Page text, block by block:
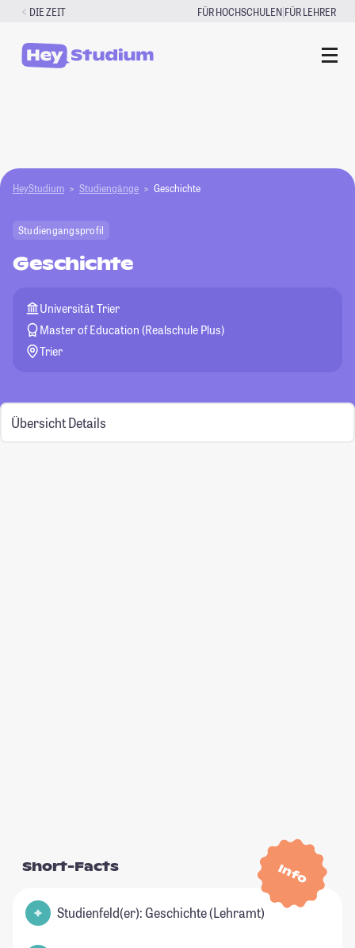
Zum
springen
DIE ZEIT FÜR HOCHSCHULEN|FÜR LEHRER
HeyStudium Studiengänge Geschichte
Studiengangsprofil
Geschichte
Universität Trier
Master of Education (Realschule Plus)
Trier
Übersicht Details
Info
Short-Facts
Studienfeld(er): Geschichte (Lehramt)